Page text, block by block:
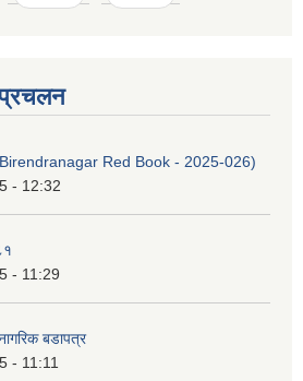
Birendranagar Red Book - 2025-026)
- 12:32
- 11:29
बडापत्र
- 11:11